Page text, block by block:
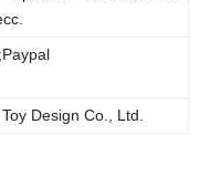
Design Co., Ltd.